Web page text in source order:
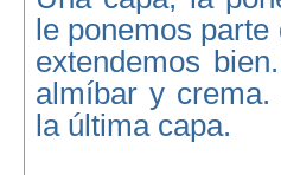
le ponemos
extendemos
almíbar y
la última capa.